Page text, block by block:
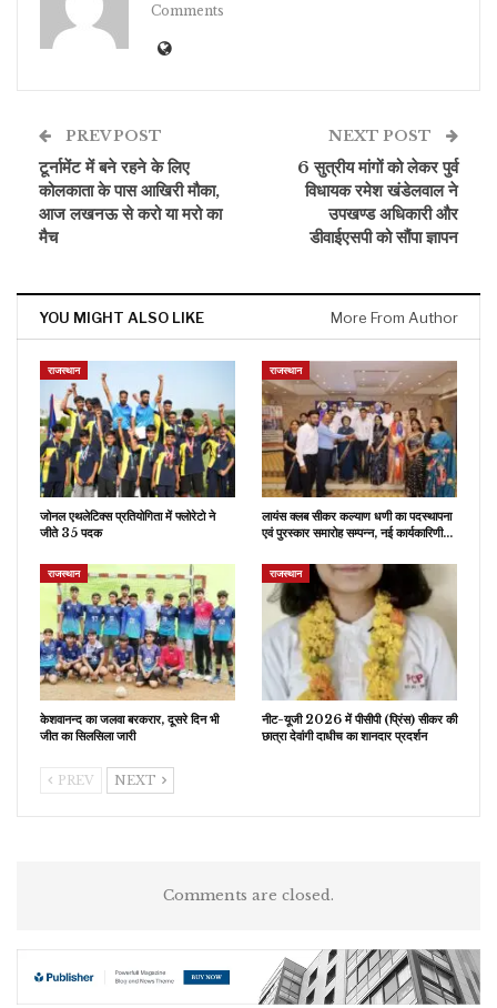
Comments
PREV POST
टूर्नामेंट में बने रहने के लिए
कोलकाता के पास आखिरी मौका,
आज लखनऊ से करो या मरो का
मैच
NEXT POST
6 सुत्रीय मांगों को लेकर पुर्व
विधायक रमेश खंडेलवाल ने
उपखण्ड अधिकारी और
डीवाईएसपी को सौंपा ज्ञापन
YOU MIGHT ALSO LIKE More From Author
राजस्थान
जोनल एथलेटिक्स प्रतियोगिता में फ्लोरेटो ने
जीते 35 पदक
राजस्थान
लायंस क्लब सीकर कल्याण धणी का पदस्थापना
एवं पुरस्कार समारोह सम्पन्न, नई कार्यकारिणी…
राजस्थान
केशवानन्द का जलवा बरकरार, दूसरे दिन भी
जीत का सिलसिला जारी
राजस्थान
नीट-यूजी 2026 में पीसीपी (प्रिंस) सीकर की
छात्रा देवांगी दाधीच का शानदार प्रदर्शन
PREV NEXT
Comments are closed.